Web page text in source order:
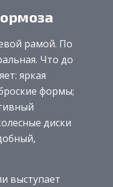
рамой. По
Что до
яркая
формы;
диски
выступает